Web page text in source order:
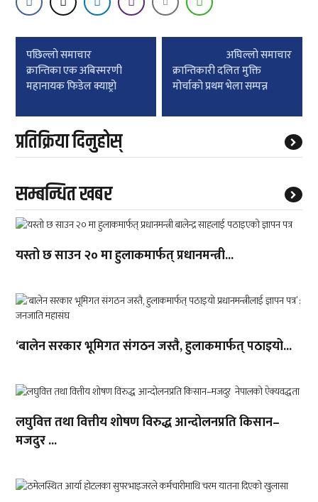
Post
navigation
पछिल्लाे समाचार
क्रान्तिका एक अबिस्मरणी
महानायक फिडेल क्याष्ट्रो
अघिल्लाे समाचार
क्रान्तिकारी दलित मुक्ति
मोर्चाको प्रथम भेला सम्पन्न
प्रतिक्रिया दिनुहोस्
सम्बन्धित खबर
यस्तो छ साउन २० मा हुलाकमार्फत् प्रधानमन्त्री...
‘बालेन सरकार भूमिगत संगठन जस्तै, हुलाकमार्फत् पठाइयो...
लघुवित्त तथा वित्तीय शोषण विरुद्ध आन्दोलनप्रति किसान–
मजदुर ...